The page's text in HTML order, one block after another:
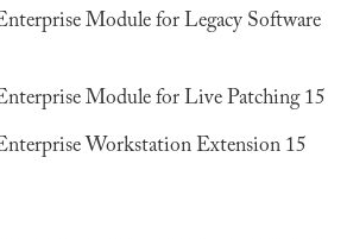
Module for Legacy Software
Module for Live Patching 15
Workstation Extension 15